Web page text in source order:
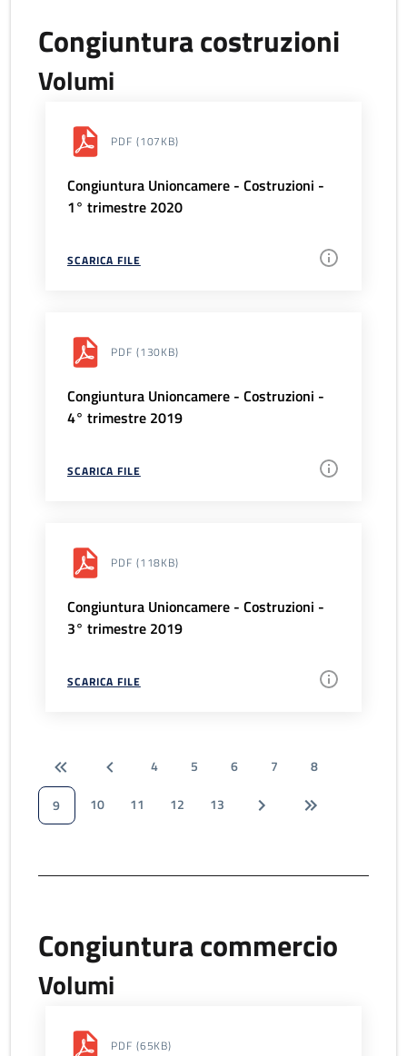
Congiuntura costruzioni
Volumi
PDF (107KB)
Congiuntura Unioncamere - Costruzioni -
1° trimestre 2020
SCARICA FILE
PDF (130KB)
Congiuntura Unioncamere - Costruzioni -
4° trimestre 2019
SCARICA FILE
PDF (118KB)
Congiuntura Unioncamere - Costruzioni -
3° trimestre 2019
SCARICA FILE
4 5 6 7
8
9
10 11 12 13
Congiuntura commercio
Volumi
PDF (65KB)